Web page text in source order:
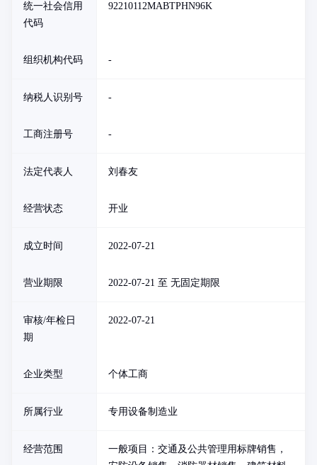
统一社会信用
代码
92210112MABTPHN96K
组织机构代码 -
纳税人识别号 -
工商注册号 -
法定代表人 刘春友
经营状态 开业
成立时间 2022-07-21
营业期限 2022-07-21 至 无固定期限
审核/年检日
期
2022-07-21
企业类型 个体工商
所属行业 专用设备制造业
经营范围
一般项目：交通及公共管理用标牌销售，